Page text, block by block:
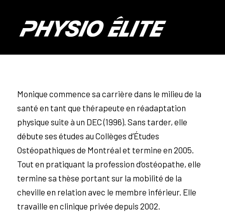
Monique commence sa carrière dans le milieu de la
santé en tant que thérapeute en réadaptation
physique suite à un DEC (1996). Sans tarder, elle
débute ses études au Collèges d’Études
Ostéopathiques de Montréal et termine en 2005.
Tout en pratiquant la profession d’ostéopathe, elle
termine sa thèse portant sur la mobilité de la
cheville en relation avec le membre inférieur. Elle
travaille en clinique privée depuis 2002.